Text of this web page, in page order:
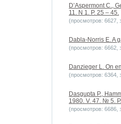
D’Aspermont C.,
11. N 1. P. 25 – 45.
(просмотров: 6627,
Dabla-Norris E. A
(просмотров: 6662,
Danzieger L. On
(просмотров: 6364,
Dasgupta P.,
1980. V. 47. № 5.
(просмотров: 6686,